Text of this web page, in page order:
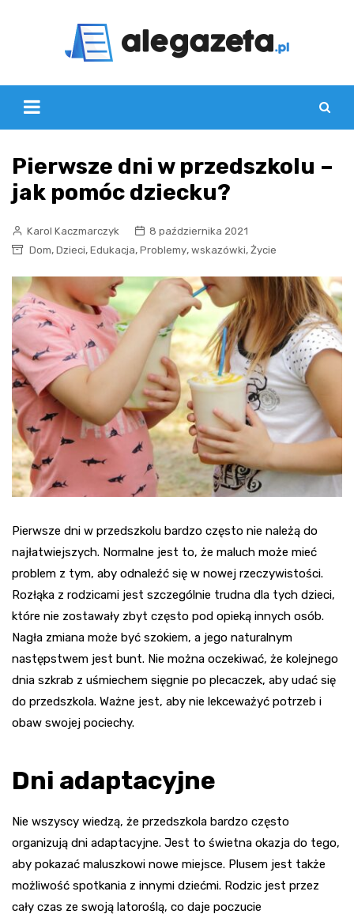
Pierwsze dni w przedszkolu –
jak pomóc dziecku?
Karol Kaczmarczyk
8 października 2021
Dom, Dzieci, Edukacja, Problemy, wskazówki, Życie
Pierwsze dni w przedszkolu bardzo często nie należą do
najłatwiejszych. Normalne jest to, że maluch może mieć
problem z tym, aby odnaleźć się w nowej rzeczywistości.
Rozłąka z rodzicami jest szczególnie trudna dla tych dzieci,
które nie zostawały zbyt często pod opieką innych osób.
Nagła zmiana może być szokiem, a jego naturalnym
następstwem jest bunt. Nie można oczekiwać, że kolejnego
dnia szkrab z uśmiechem sięgnie po plecaczek, aby udać się
do przedszkola. Ważne jest, aby nie lekceważyć potrzeb i
obaw swojej pociechy.
Dni adaptacyjne
Nie wszyscy wiedzą, że przedszkola bardzo często
organizują dni adaptacyjne. Jest to świetna okazja do tego,
aby pokazać maluszkowi nowe miejsce. Plusem jest także
możliwość spotkania z innymi dziećmi. Rodzic jest przez
cały czas ze swoją latoroślą, co daje poczucie